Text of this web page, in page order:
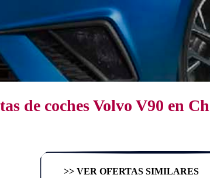
de coches Volvo V90 en
>> VER OFERTAS SIMILARES